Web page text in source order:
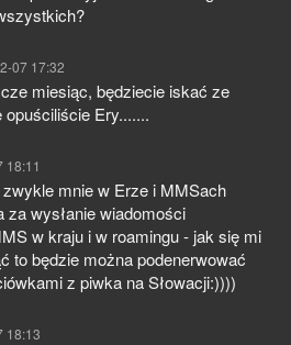
07 17:32
miesiąc, będziecie iskać ze
Ery.......
18:11
mnie w Erze i MMSach
za wysłanie wiadomości
w kraju i w roamingu - jak się mi
to będzie można podenerwować
z piwka na Słowacji:))))
18:13